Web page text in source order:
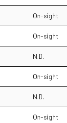
On-sight
On-sight
N.D.
On-sight
N.D.
On-sight